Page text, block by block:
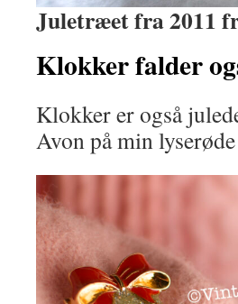
Juletræet fra 2011
Klokker falder
Klokker er også
Avon på min